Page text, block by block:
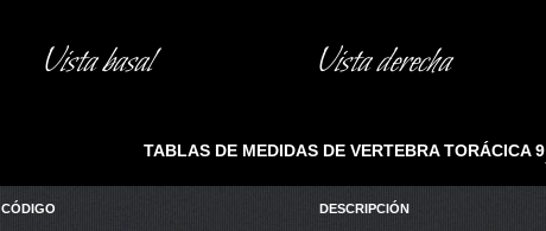
Vista basal Vista derecha
TABLAS DE MEDIDAS DE VERTEBRA TORÁCICA 9
CÓDIGO DESCRIPCIÓN